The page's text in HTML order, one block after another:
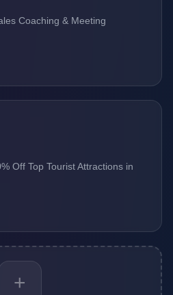
Coaching & Meeting
Off Top Tourist Attractions in
+